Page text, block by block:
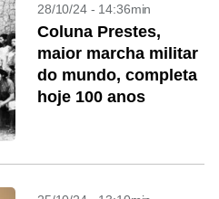
28/10/24 - 14:36min
Coluna Prestes,
maior marcha militar
do mundo, completa
hoje 100 anos